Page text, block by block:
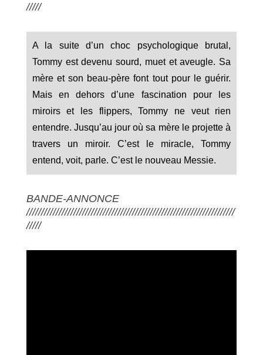
/////
A la suite d’un choc psychologique brutal,
Tommy est devenu sourd, muet et aveugle. Sa
mère et son beau-père font tout pour le guérir.
Mais en dehors d’une fascination pour les
miroirs et les flippers, Tommy ne veut rien
entendre. Jusqu’au jour où sa mère le projette à
travers un miroir. C’est le miracle, Tommy
entend, voit, parle. C’est le nouveau Messie.
BANDE-ANNONCE
///////////////////////////////////////////////////////////////////////
/////